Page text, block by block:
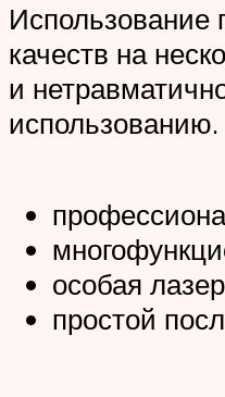
Использование
качеств на
и
использованию.
особая
простой